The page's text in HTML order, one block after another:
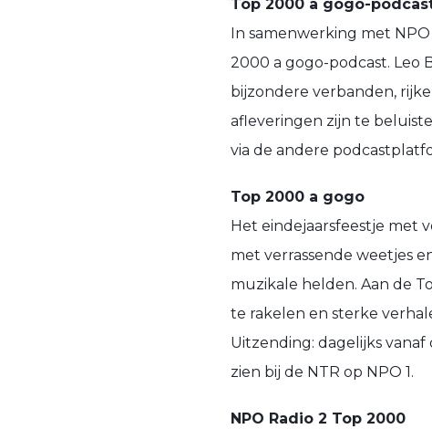
Top 2000 a gogo-
In samenwerking met
2000 a gogo-podcast. Leo
bijzondere verbanden,
afleveringen zijn te
via de andere
Top 2000 a gogo
Het eindejaarsfeestje met
met verrassende weetjes
muzikale helden. Aan de
te rakelen en sterke
Uitzending: dagelijks
zien bij de NTR op NPO 1.
NPO Radio 2 Top 2000